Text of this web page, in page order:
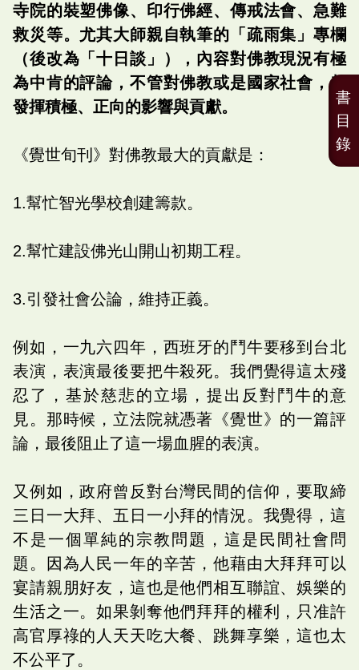
寺院的裝塑佛像、印行佛經、傳戒法會、急難
救災等。尤其大師親自執筆的「疏雨集」專欄
（後改為「十日談」），內容對佛教現況有極
為中肯的評論，不管對佛教或是國家社會，都
發揮積極、正向的影響與貢獻。
《覺世旬刊》對佛教最大的貢獻是：
1.幫忙智光學校創建籌款。
2.幫忙建設佛光山開山初期工程。
3.引發社會公論，維持正義。
例如，一九六四年，西班牙的鬥牛要移到台北
表演，表演最後要把牛殺死。我們覺得這太殘
忍了，基於慈悲的立場，提出反對鬥牛的意
見。那時候，立法院就憑著《覺世》的一篇評
論，最後阻止了這一場血腥的表演。
又例如，政府曾反對台灣民間的信仰，要取締
三日一大拜、五日一小拜的情況。我覺得，這
不是一個單純的宗教問題，這是民間社會問
題。因為人民一年的辛苦，他藉由大拜拜可以
宴請親朋好友，這也是他們相互聯誼、娛樂的
生活之一。如果剝奪他們拜拜的權利，只准許
高官厚祿的人天天吃大餐、跳舞享樂，這也太
不公平了。
書
目
錄